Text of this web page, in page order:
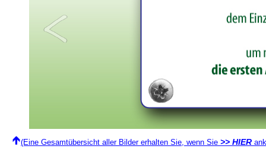
(Eine Gesamtübersicht aller Bilder erhalten Sie, wenn Sie >> HIER